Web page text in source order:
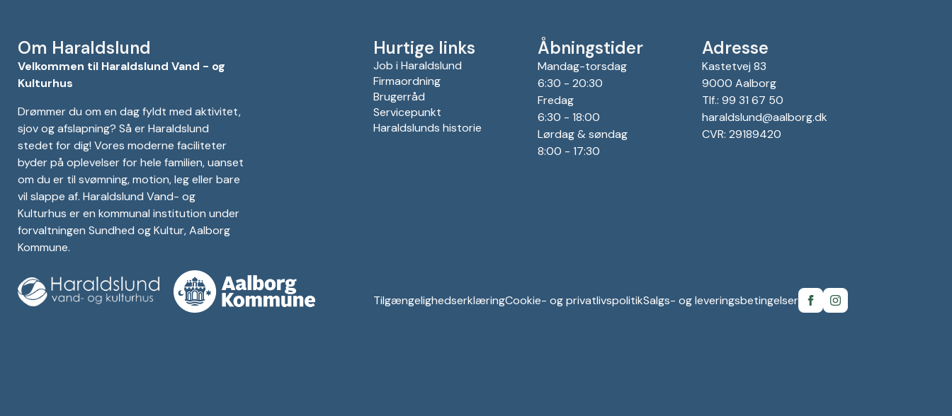
Om Haraldslund
Velkommen til Haraldslund Vand - og
Kulturhus
Drømmer du om en dag fyldt med aktivitet,
sjov og afslapning? Så er Haraldslund
stedet for dig! Vores moderne faciliteter
byder på oplevelser for hele familien, uanset
om du er til svømning, motion, leg eller bare
vil slappe af. Haraldslund Vand- og
Kulturhus er en kommunal institution under
forvaltningen Sundhed og Kultur, Aalborg
Kommune.
Hurtige links
Job i Haraldslund
Firmaordning
Brugerråd
Servicepunkt
Haraldslunds historie
Åbningstider
Mandag-torsdag
6:30 - 20:30
Fredag
6:30 - 18:00
Lørdag & søndag
8:00 - 17:30
Adresse
Kastetvej 83
9000 Aalborg
Tlf.: 99 31 67 50
haraldslund@aalborg.dk
CVR: 29189420
TilgængelighedserklæringCookie- og privatlivspolitikSalgs- og leveringsbetingelser